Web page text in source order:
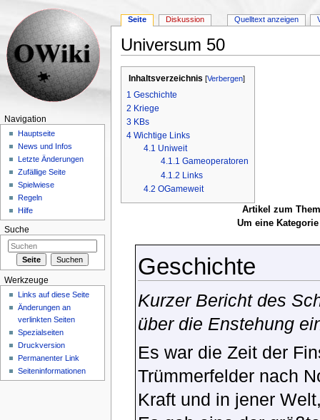
Universum 50
Inhaltsverzeichnis [Verbergen]
1 Geschichte
2 Kriege
3 KBs
4 Wichtige Links
4.1 Uniweit
4.1.1 Gameoperatoren
4.1.2 Links
4.2 OGameweit
Artikel zum
Um eine
Geschichte
Kurzer Bericht des
über die Enstehung
Es war die Zeit der
Trümmerfelder nach
Kraft und in jener
Seite Diskussion Quelltext anzeigen
Navigation
Hauptseite
News und Infos
Letzte Änderungen
Zufällige Seite
Spielwiese
Regeln
Hilfe
Suche
Werkzeuge
Links auf diese Seite
Änderungen an
verlinkten Seiten
Spezialseiten
Druckversion
Permanenter Link
Seiteninformationen